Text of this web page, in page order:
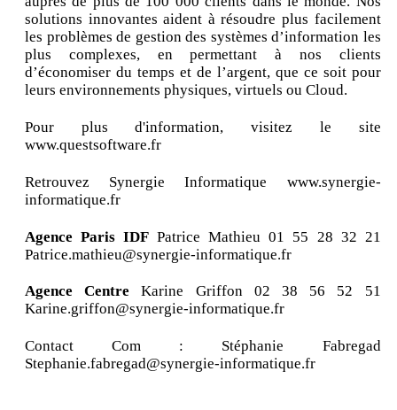
solutions innovantes aident à résoudre plus facilement
les problèmes de gestion des systèmes d’information les
plus complexes, en permettant à nos clients
d’économiser du temps et de l’argent, que ce soit pour
leurs environnements physiques, virtuels ou Cloud.
Pour plus d'information, visitez le site
www.questsoftware.fr
Retrouvez Synergie Informatique www.synergie-
informatique.fr
Agence Paris IDF Patrice Mathieu 01 55 28 32 21
Patrice.mathieu@synergie-informatique.fr
Agence Centre Karine Griffon 02 38 56 52 51
Karine.griffon@synergie-informatique.fr
Contact Com : Stéphanie Fabregad
Stephanie.fabregad@synergie-informatique.fr